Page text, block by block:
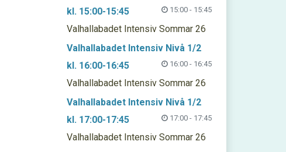
kl. 15:00-15:45
15:00 - 15:45
Valhallabadet Intensiv Sommar 26
Valhallabadet Intensiv Nivå 1/2
kl. 16:00-16:45
16:00 - 16:45
Valhallabadet Intensiv Sommar 26
Valhallabadet Intensiv Nivå 1/2
kl. 17:00-17:45
17:00 - 17:45
Valhallabadet Intensiv Sommar 26